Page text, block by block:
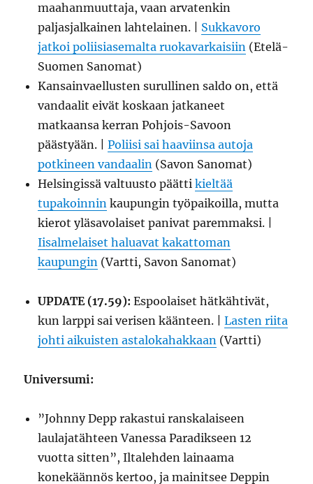
maahanmuuttaja, vaan arvatenkin
paljasjalkainen lahtelainen. | Sukkavoro
jatkoi poliisiasemalta ruokavarkaisiin (Etelä-
Suomen Sanomat)
Kansainvaellusten surullinen saldo on, että
vandaalit eivät koskaan jatkaneet
matkaansa kerran Pohjois-Savoon
päästyään. |Poliisi sai haaviinsa autoja
potkineen vandaalin (Savon Sanomat)
Helsingissä valtuusto päättikieltää
tupakoinnin kaupungin työpaikoilla, mutta
kierot yläsavolaiset panivat paremmaksi. |
Iisalmelaiset haluavat kakattoman
kaupungin (Vartti, Savon Sanomat)
UPDATE (17.59):Espoolaiset hätkähtivät,
kun larppi sai verisen käänteen. |Lasten riita
johti aikuisten astalokahakkaan (Vartti)
Universumi:
”Johnny Depp rakastui ranskalaiseen
laulajatähteen Vanessa Paradikseen 12
vuotta sitten”, Iltalehden lainaama
konekäännös kertoo, ja mainitsee Deppin